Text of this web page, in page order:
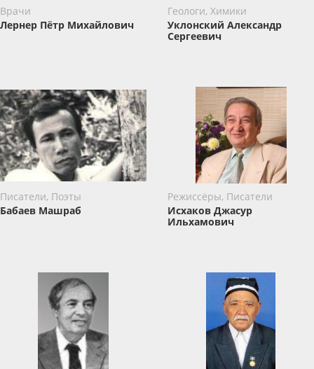
Врачи
Лернер Пётр Михайлович
Геологи, Химики
Уклонский Александр
Сергеевич
Писатели, Поэты
Бабаев Машраб
Режиссёры, Писатели
Исхаков Джасур
Ильхамович